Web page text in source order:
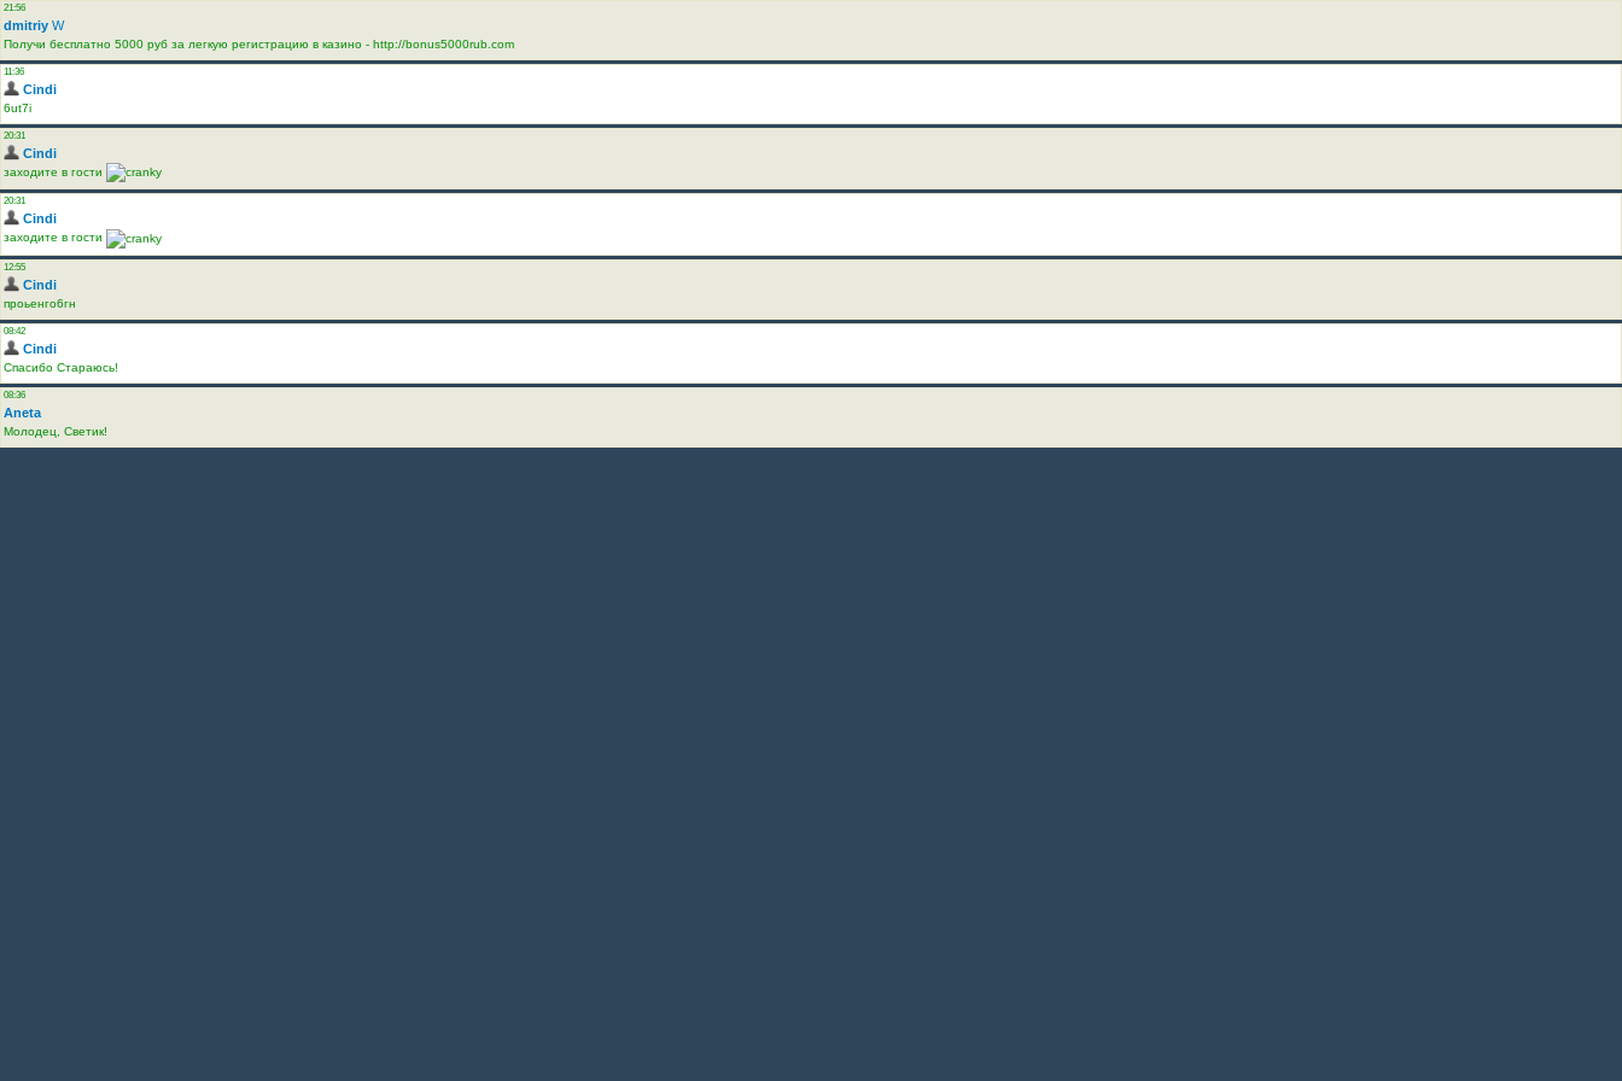
21:56
dmitriy W
Получи бесплатно 5000 руб за легкую регистрацию в казино - http://bonus5000rub.com
11:36
Cindi
6ut7i
20:31
Cindi
заходите в гости
20:31
Cindi
заходите в гости
12:55
Cindi
проьенго6гн
08:42
Cindi
Спасибо Стараюсь!
08:36
Aneta
Молодец, Светик!